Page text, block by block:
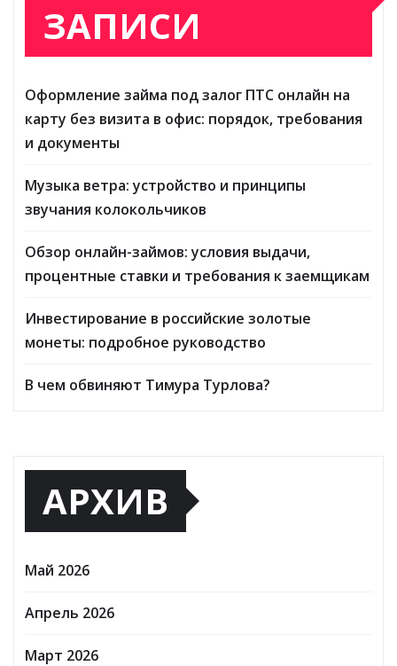
ЗАПИСИ
Оформление займа под залог ПТС онлайн на
карту без визита в офис: порядок, требования
и документы
Музыка ветра: устройство и принципы
звучания колокольчиков
Обзор онлайн-займов: условия выдачи,
процентные ставки и требования к заемщикам
Инвестирование в российские золотые
монеты: подробное руководство
В чем обвиняют Тимура Турлова?
АРХИВ
Май 2026
Апрель 2026
Март 2026